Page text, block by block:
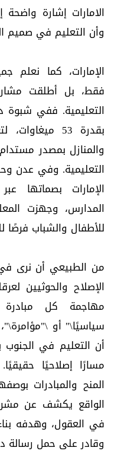
الامارات إشارة واضحة
وأن التعليم في صميم
الإمارات، كما نعلم
فقط، بل أطلقت
التعليمية. ففي
بقدرة 53
والمنازل بمصدر
التعليمية. وفي عدن
الإمارات بصماتها
المدارس، وجهزت
للأطفال والشباب فرصًا
من الطبيعي أن نرى
الإصلاح والحوثيين
مهاجمة كل مبادرة
سياسيًا\" أو
أن التعليم في
مسارًا إصلاحيًا
المنح والمبادرات
الواقع يكشف عن
في العقول، وهدفه
وقادر على حمل رسالة